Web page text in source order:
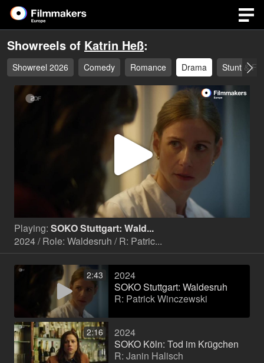
Showreels of Katrin Heß:
Showreel 2026 Comedy Romance Drama Stunt &
Play
Video
Playing: SOKO Stuttgart: Wald...
2024 / Role: Waldesruh / R: Patric...
2:43
2024
SOKO Stuttgart: Waldesruh
R: Patrick Winczewski
2:16
2024
SOKO Köln: Tod im Krügchen
R: Janin Halisch